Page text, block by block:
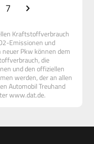
7
Kraftstoffverbrauch
Emissionen und
Pkw können dem
die
und den offiziellen
werden, der an allen
Automobil Treuhand
www.dat.de.